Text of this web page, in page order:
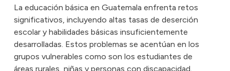
La educación básica en Guatemala enfrenta retos
significativos, incluyendo altas tasas de deserción
escolar y habilidades básicas insuficientemente
desarrolladas. Estos problemas se acentúan en los
grupos vulnerables como son los estudiantes de
áreas rurales, niñas y personas con discapacidad.